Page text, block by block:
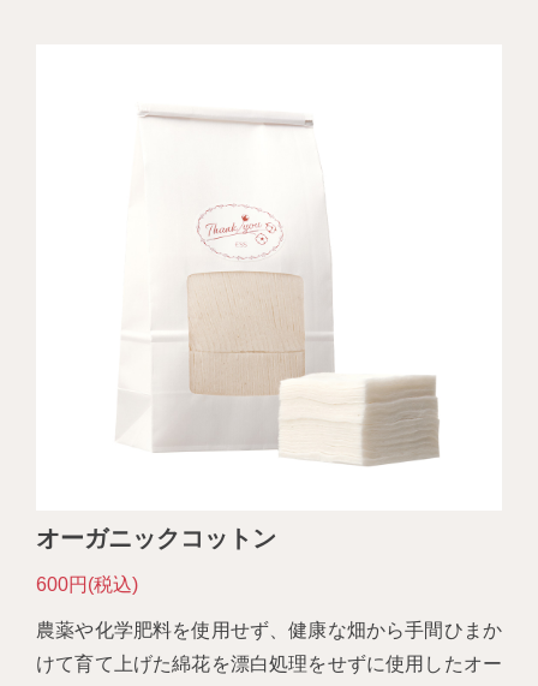
オーガニックコットン
600円(税込)
農薬や化学肥料を使用せず、健康な畑から手間ひまか
けて育て上げた綿花を漂白処理をせずに使用したオー